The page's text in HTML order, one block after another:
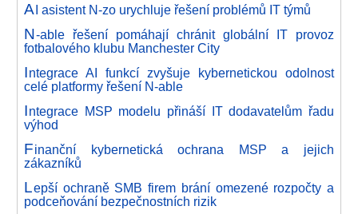
AI asistent N-zo urychluje řešení problémů IT týmů
N-able řešení pomáhají chránit globální IT provoz
fotbalového klubu Manchester City
Integrace AI funkcí zvyšuje kybernetickou odolnost
celé platformy řešení N-able
Integrace MSP modelu přináší IT dodavatelům řadu
výhod
Finanční kybernetická ochrana MSP a jejich
zákazníků
Lepší ochraně SMB firem brání omezené rozpočty a
podceňování bezpečnostních rizik